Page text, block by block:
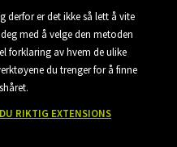
derfor er det ikke så lett å vite
med å velge den metoden
forklaring av hvem de ulike
du trenger for å finne
RIKTIG EXTENSIONS